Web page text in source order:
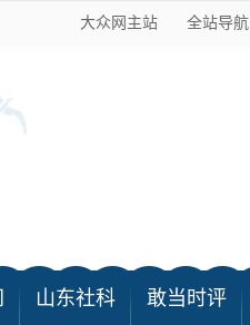
大众网主站 全站导航
山东社科 敢当时评